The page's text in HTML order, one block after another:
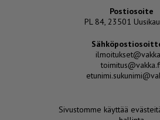
Postiosoite
PL 84, 23501
Sivustomme käyttää